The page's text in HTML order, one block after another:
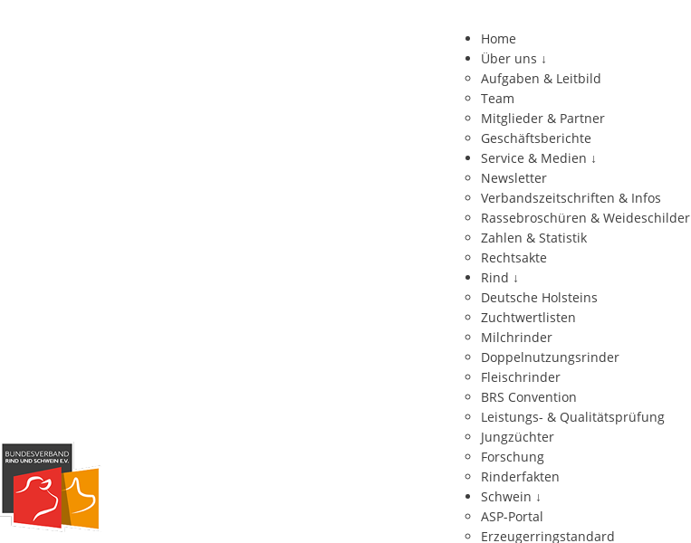
Home
Über uns ↓
Aufgaben & Leitbild
Team
Mitglieder & Partner
Geschäftsberichte
Service & Medien ↓
Newsletter
Verbandszeitschriften & Infos
Rassebroschüren & Weideschilder
Zahlen & Statistik
Rechtsakte
Rind ↓
Deutsche Holsteins
Zuchtwertlisten
Milchrinder
Doppelnutzungsrinder
Fleischrinder
BRS Convention
Leistungs- & Qualitätsprüfung
Jungzüchter
Forschung
Rinderfakten
Schwein ↓
ASP-Portal
Erzeugerringstandard